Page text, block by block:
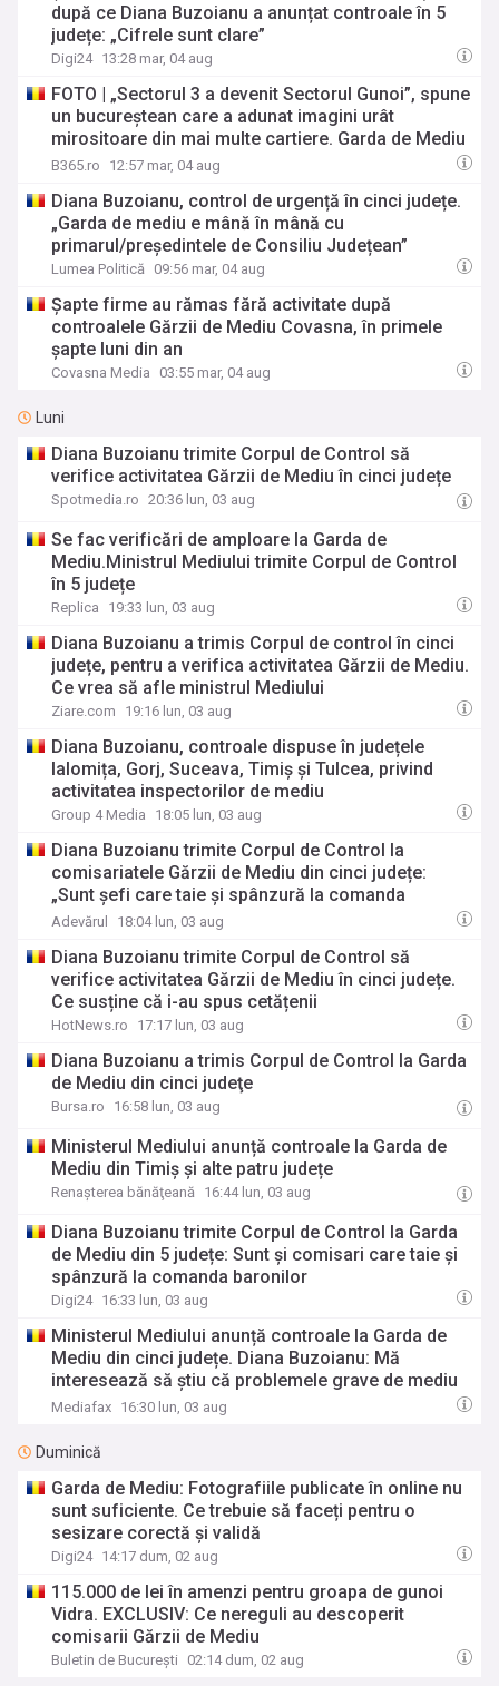
după ce Diana Buzoianu a anunțat controale în 5
județe: „Cifrele sunt clare”
Digi24 13:28 mar, 04 aug
FOTO | „Sectorul 3 a devenit Sectorul Gunoi”, spune
un bucureștean care a adunat imagini urât
mirositoare din mai multe cartiere. Garda de Mediu
a amendat deja PS3 cu 100.000 de lei
B365.ro 12:57 mar, 04 aug
Diana Buzoianu, control de urgență în cinci județe.
„Garda de mediu e mână în mână cu
primarul/președintele de Consiliu Județean”
Lumea Politică 09:56 mar, 04 aug
Șapte firme au rămas fără activitate după
controalele Gărzii de Mediu Covasna, în primele
șapte luni din an
Covasna Media 03:55 mar, 04 aug
Luni
Diana Buzoianu trimite Corpul de Control să
verifice activitatea Gărzii de Mediu în cinci județe
Spotmedia.ro 20:36 lun, 03 aug
Se fac verificări de amploare la Garda de
Mediu.Ministrul Mediului trimite Corpul de Control
în 5 județe
Replica 19:33 lun, 03 aug
Diana Buzoianu a trimis Corpul de control în cinci
județe, pentru a verifica activitatea Gărzii de Mediu.
Ce vrea să afle ministrul Mediului
Ziare.com 19:16 lun, 03 aug
Diana Buzoianu, controale dispuse în județele
Ialomița, Gorj, Suceava, Timiș și Tulcea, privind
activitatea inspectorilor de mediu
Group 4 Media 18:05 lun, 03 aug
Diana Buzoianu trimite Corpul de Control la
comisariatele Gărzii de Mediu din cinci județe:
„Sunt şefi care taie şi spânzură la comanda
baronilor politici”
Adevărul 18:04 lun, 03 aug
Diana Buzoianu trimite Corpul de Control să
verifice activitatea Gărzii de Mediu în cinci județe.
Ce susține că i-au spus cetățenii
HotNews.ro 17:17 lun, 03 aug
Diana Buzoianu a trimis Corpul de Control la Garda
de Mediu din cinci judeţe
Bursa.ro 16:58 lun, 03 aug
Ministerul Mediului anunță controale la Garda de
Mediu din Timiș și alte patru județe
Renaşterea bănăţeană 16:44 lun, 03 aug
Diana Buzoianu trimite Corpul de Control la Garda
de Mediu din 5 județe: Sunt și comisari care taie și
spânzură la comanda baronilor
Digi24 16:33 lun, 03 aug
Ministerul Mediului anunță controale la Garda de
Mediu din cinci județe. Diana Buzoianu: Mă
interesează să știu că problemele grave de mediu
sunt adresate
Mediafax 16:30 lun, 03 aug
Duminică
Garda de Mediu: Fotografiile publicate în online nu
sunt suficiente. Ce trebuie să faceți pentru o
sesizare corectă şi validă
Digi24 14:17 dum, 02 aug
115.000 de lei în amenzi pentru groapa de gunoi
Vidra. EXCLUSIV: Ce nereguli au descoperit
comisarii Gărzii de Mediu
Buletin de București 02:14 dum, 02 aug